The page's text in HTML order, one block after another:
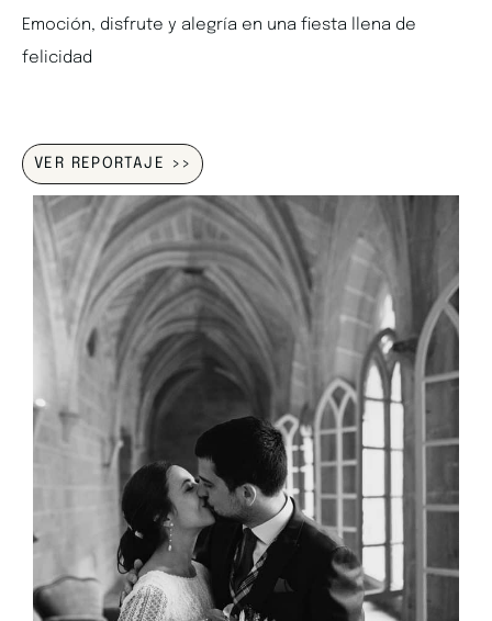
Emoción, disfrute y alegría en una fiesta llena de
felicidad
VER REPORTAJE >>